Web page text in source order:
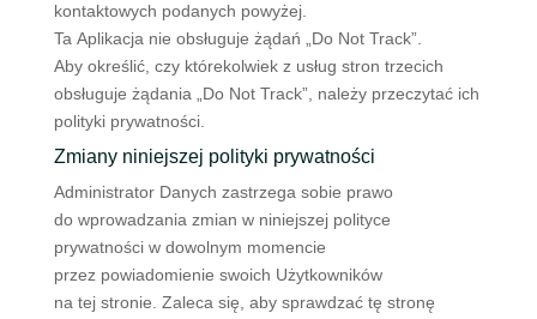
kontaktowych podanych powyżej.
Ta Aplikacja nie obsługuje żądań „Do Not Track”.
Aby określić, czy którekolwiek z usług stron trzecich
obsługuje żądania „Do Not Track”, należy przeczytać ich
polityki prywatności.
Zmiany niniejszej polityki prywatności
Administrator Danych zastrzega sobie prawo
do wprowadzania zmian w niniejszej polityce
prywatności w dowolnym momencie
przez powiadomienie swoich Użytkowników
na tej stronie. Zaleca się, aby sprawdzać tę stronę